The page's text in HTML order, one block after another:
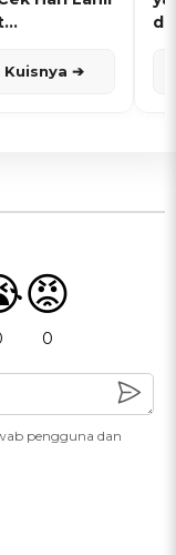
➔
😡
0
pengguna dan